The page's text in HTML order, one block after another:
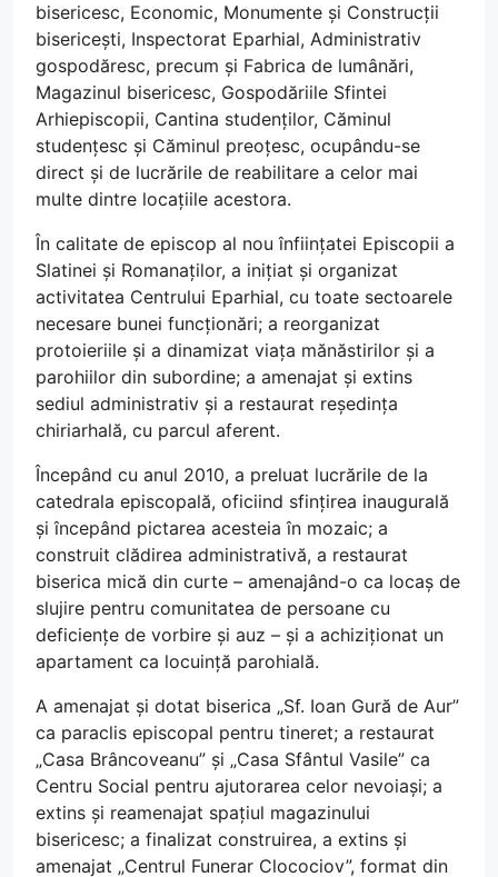
bisericesc, Economic, Monumente și Construcții
bisericești, Inspectorat Eparhial, Administrativ
gospodăresc, precum și Fabrica de lumânări,
Magazinul bisericesc, Gospodăriile Sfintei
Arhiepiscopii, Cantina studenților, Căminul
studențesc și Căminul preoțesc, ocupându-se
direct și de lucrările de reabilitare a celor mai
multe dintre locațiile acestora.
În calitate de episcop al nou înființatei Episcopii a
Slatinei și Romanaților, a inițiat și organizat
activitatea Centrului Eparhial, cu toate sectoarele
necesare bunei funcționări; a reorganizat
protoieriile și a dinamizat viața mănăstirilor și a
parohiilor din subordine; a amenajat și extins
sediul administrativ și a restaurat reședința
chiriarhală, cu parcul aferent.
Începând cu anul 2010, a preluat lucrările de la
catedrala episcopală, oficiind sfințirea inaugurală
și începând pictarea acesteia în mozaic; a
construit clădirea administrativă, a restaurat
biserica mică din curte – amenajând-o ca locaș de
slujire pentru comunitatea de persoane cu
deficiențe de vorbire și auz – și a achiziționat un
apartament ca locuință parohială.
A amenajat și dotat biserica „Sf. Ioan Gură de Aur”
ca paraclis episcopal pentru tineret; a restaurat
„Casa Brâncoveanu” și „Casa Sfântul Vasile” ca
Centru Social pentru ajutorarea celor nevoiași; a
extins și reamenajat spațiul magazinului
bisericesc; a finalizat construirea, a extins și
amenajat „Centrul Funerar Clocociov”, format din